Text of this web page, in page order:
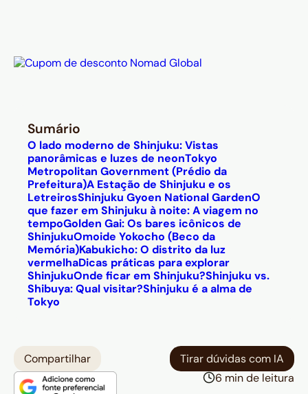
Sumário
O lado moderno de Shinjuku: Vistas
panorâmicas e luzes de neonTokyo
Metropolitan Government (Prédio da
Prefeitura)A Estação de Shinjuku e os
LetreirosShinjuku Gyoen National GardenO
que fazer em Shinjuku à noite: A viagem no
tempoGolden Gai: Os bares icônicos de
ShinjukuOmoide Yokocho (Beco da
Memória)Kabukicho: O distrito da luz
vermelhaDicas práticas para explorar
ShinjukuOnde ficar em Shinjuku?Shinjuku vs.
Shibuya: Qual visitar?Shinjuku é a alma de
Tokyo
Compartilhar
Tirar dúvidas com IA
6 min de leitura